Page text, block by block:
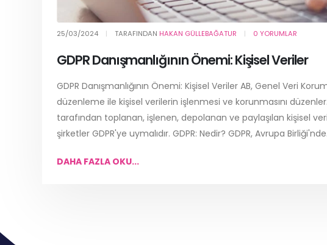
25/03/2024 TARAFINDAN HAKAN GÜLLEBAĞATUR 0 YORUMLAR
GDPR Danışmanlığının Önemi: Kişisel Veriler
GDPR Danışmanlığının Önemi: Kişisel Veriler AB, Genel Veri
düzenleme ile kişisel verilerin işlenmesi ve korunmasını
tarafından toplanan, işlenen, depolanan ve paylaşılan kişisel
şirketler GDPR'ye uymalıdır. GDPR: Nedir? GDPR, Avrupa
DAHA FAZLA OKU...